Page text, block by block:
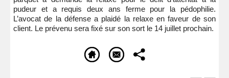
pudeur et a requis deux ans ferme pour la pédophilie.
L’avocat de la défense a plaidé la relaxe en faveur de son
client. Le prévenu sera fixé sur son sort le 14 juillet prochain.